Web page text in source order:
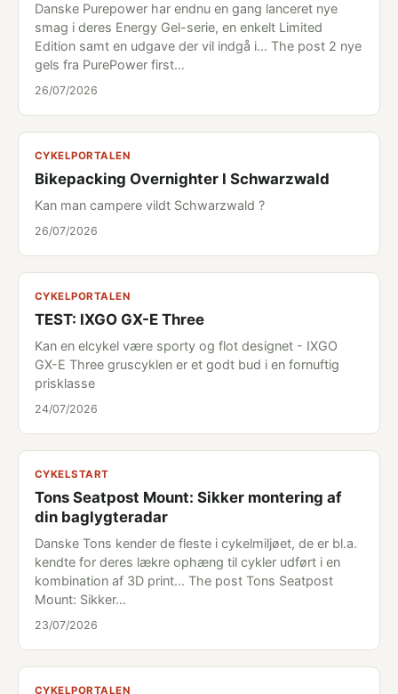
Danske Purepower har endnu en gang lanceret nye
smag i deres Energy Gel-serie, en enkelt Limited
Edition samt en udgave der vil indgå i... The post 2 nye
gels fra PurePower first…
26/07/2026
CYKELPORTALEN
Bikepacking Overnighter I Schwarzwald
Kan man campere vildt Schwarzwald ?
26/07/2026
CYKELPORTALEN
TEST: IXGO GX-E Three
Kan en elcykel være sporty og flot designet - IXGO
GX-E Three gruscyklen er et godt bud i en fornuftig
prisklasse
24/07/2026
CYKELSTART
Tons Seatpost Mount: Sikker montering af
din baglygteradar
Danske Tons kender de fleste i cykelmiljøet, de er bl.a.
kendte for deres lækre ophæng til cykler udført i en
kombination af 3D print... The post Tons Seatpost
Mount: Sikker…
23/07/2026
CYKELPORTALEN